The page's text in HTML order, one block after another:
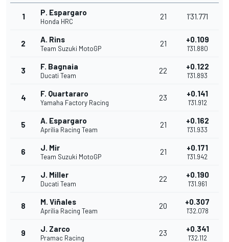
1 P. Espargaro
Honda HRC
21 1'31.771
2 A. Rins
Team Suzuki MotoGP
21 +0.109
1'31.880
3 F. Bagnaia
Ducati Team
22 +0.122
1'31.893
4 F. Quartararo
Yamaha Factory Racing
23 +0.141
1'31.912
5 A. Espargaro
Aprilia Racing Team
21 +0.162
1'31.933
6 J. Mir
Team Suzuki MotoGP
21 +0.171
1'31.942
7 J. Miller
Ducati Team
22 +0.190
1'31.961
8 M. Viñales
Aprilia Racing Team
20 +0.307
1'32.078
9 J. Zarco
Pramac Racing
23 +0.341
1'32.112